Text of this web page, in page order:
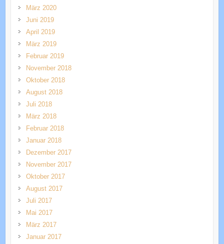
März 2020
Juni 2019
April 2019
März 2019
Februar 2019
November 2018
Oktober 2018
August 2018
Juli 2018
März 2018
Februar 2018
Januar 2018
Dezember 2017
November 2017
Oktober 2017
August 2017
Juli 2017
Mai 2017
März 2017
Januar 2017